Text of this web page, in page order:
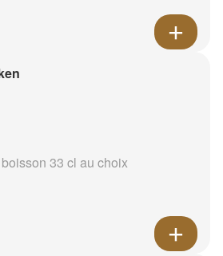
33 cl au choix